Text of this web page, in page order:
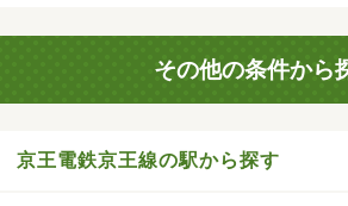
その他の条件から
京王電鉄京王線の駅から探す